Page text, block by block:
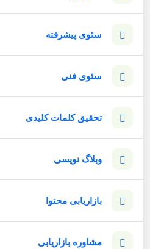
سئوی پیشرفته
سئوی فنی
تحقیق کلمات کلیدی
وبلاگ نویسی
بازاریابی محتوا
مشاوره بازاریابی